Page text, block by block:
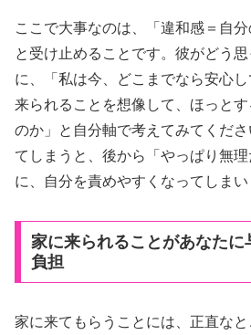
ここで大事なのは、「違和感＝自分
と受け止めることです。彼がどう
に、「私は今、どこまでなら安心
来られることを想像して、ほっと
のか」と自分軸で考えてみてくだ
てしまうと、後から「やっぱり無
に、自分を責めやすくなってしまい
家に来られることがあなたに
負担
家に来てもらうことには、正直な